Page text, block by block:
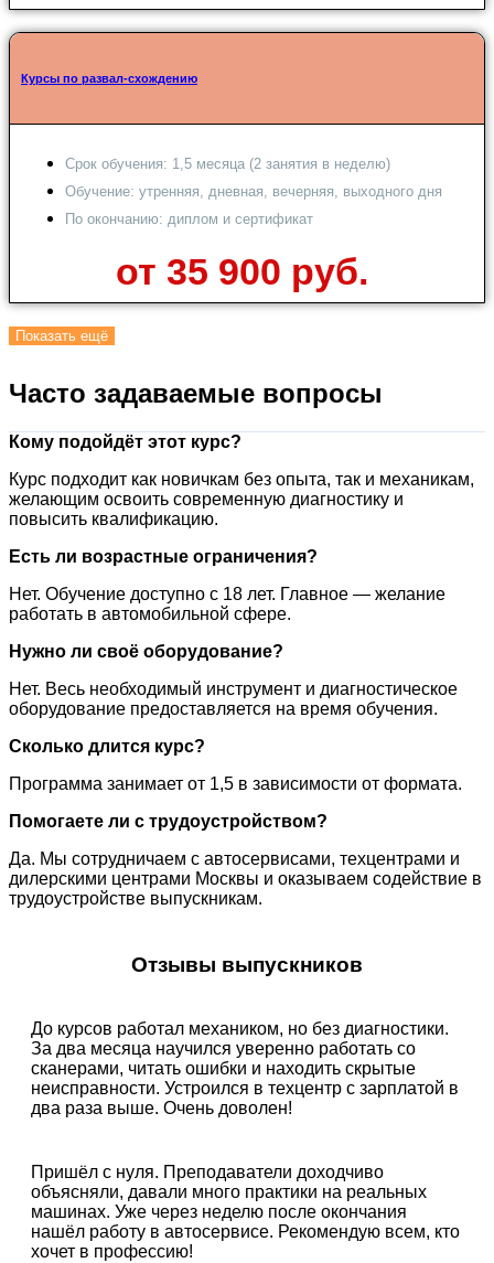
Курсы по развал-схождению
Срок обучения: 1,5 месяца (2 занятия в неделю)
Обучение: утренняя, дневная, вечерняя, выходного дня
По окончанию: диплом и сертификат
от 35 900 руб.
Показать ещё
Часто задаваемые вопросы
Кому подойдёт этот курс?
Курс подходит как новичкам без опыта, так и механикам,
желающим освоить современную диагностику и
повысить квалификацию.
Есть ли возрастные ограничения?
Нет. Обучение доступно с 18 лет. Главное — желание
работать в автомобильной сфере.
Нужно ли своё оборудование?
Нет. Весь необходимый инструмент и диагностическое
оборудование предоставляется на время обучения.
Сколько длится курс?
Программа занимает от 1,5 в зависимости от формата.
Помогаете ли с трудоустройством?
Да. Мы сотрудничаем с автосервисами, техцентрами и
дилерскими центрами Москвы и оказываем содействие в
трудоустройстве выпускникам.
Отзывы выпускников
До курсов работал механиком, но без диагностики.
За два месяца научился уверенно работать со
сканерами, читать ошибки и находить скрытые
неисправности. Устроился в техцентр с зарплатой в
два раза выше. Очень доволен!
Пришёл с нуля. Преподаватели доходчиво
объясняли, давали много практики на реальных
машинах. Уже через неделю после окончания
нашёл работу в автосервисе. Рекомендую всем, кто
хочет в профессию!